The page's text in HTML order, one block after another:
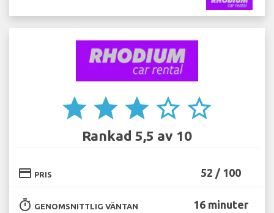
star star star star_border star_border
Rankad 5,5 av 10
credit_card PRIS 52 / 100
timer GENOMSNITTLIG VÄNTAN 16 minuter